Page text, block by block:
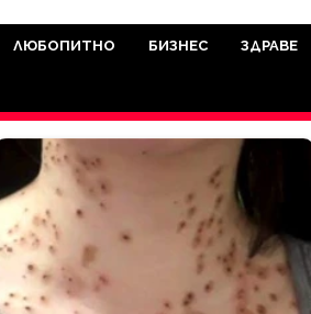
която има мисията
се публикуват на
ЛЮБОПИТНО БИЗНЕС ЗДРАВЕ